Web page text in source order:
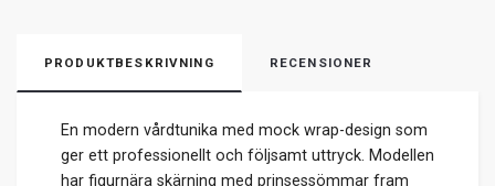
PRODUKTBESKRIVNING RECENSIONER
En modern vårdtunika med mock wrap-design som
ger ett professionellt och följsamt uttryck. Modellen
har figurnära skärning med prinsessömmar fram